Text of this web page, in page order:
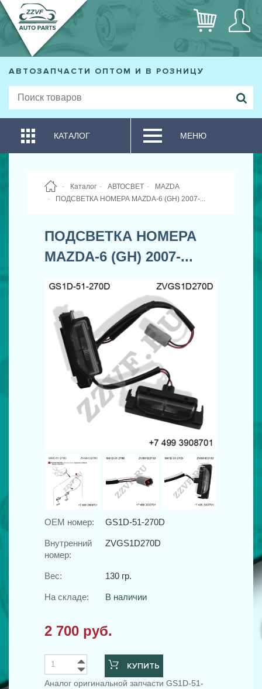
АВТОЗАПЧАСТИ ОПТОМ И В РОЗНИЦУ
КАТАЛОГ МЕНЮ
Каталог АВТОСВЕТ
MAZDA
ПОДСВЕТКА НОМЕРА MAZDA-6 (GH) 2007-...
ПОДСВЕТКА НОМЕРА
MAZDA-6 (GH) 2007-...
OEM номер: GS1D-51-270D
Внутренний
номер:
ZVGS1D270D
Вес: 130 гр.
На складе: В наличии
2 700 руб.
КУПИТЬ
Аналог оригинальной запчасти GS1D-51-